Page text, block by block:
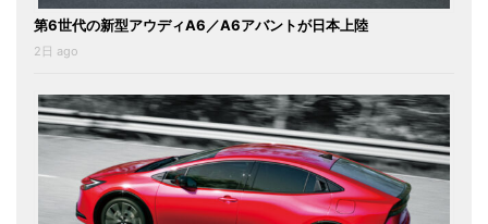
第6世代の新型アウディA6／A6アバントが日本上陸
2日 ago